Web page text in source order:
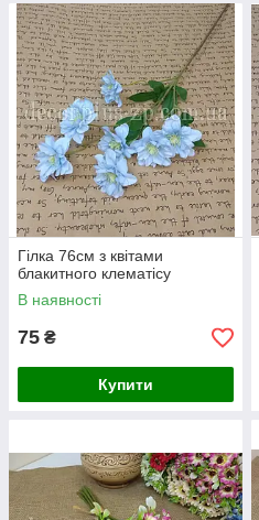
Гілка 76см з квітами
блакитного клематісу
В наявності
75 ₴
Купити